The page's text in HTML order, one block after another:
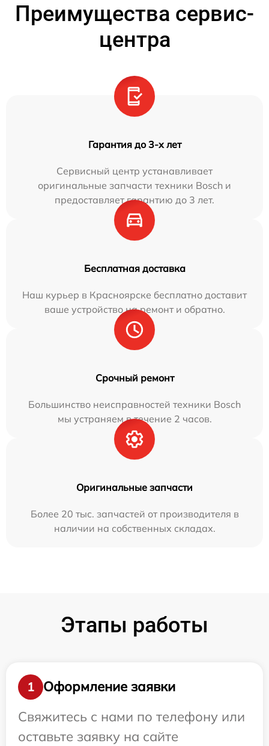
Преимущества сервис-
центра
Гарантия до 3-х лет
Сервисный центр устанавливает
оригинальные запчасти техники Bosch и
предоставляет гарантию до 3 лет.
Бесплатная доставка
Наш курьер в Красноярске бесплатно доставит
ваше устройство на ремонт и обратно.
Срочный ремонт
Большинство неисправностей техники Bosch
мы устраняем в течение 2 часов.
Оригинальные запчасти
Более 20 тыс. запчастей от производителя в
наличии на собственных складах.
Этапы работы
1
Оформление заявки
Свяжитесь с нами по телефону или
оставьте заявку на сайте